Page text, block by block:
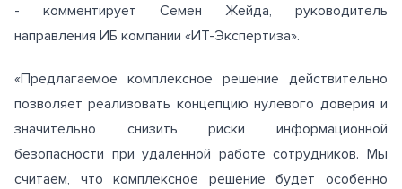
- комментирует Семен Жейда, руководитель
направления ИБ компании «ИТ-Экспертиза».
«Предлагаемое комплексное решение действительно
позволяет реализовать концепцию нулевого доверия и
значительно снизить риски информационной
безопасности при удаленной работе сотрудников. Мы
считаем, что комплексное решение будет особенно